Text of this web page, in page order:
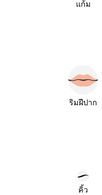
แก้ม
ริมฝีปาก
คิ้ว